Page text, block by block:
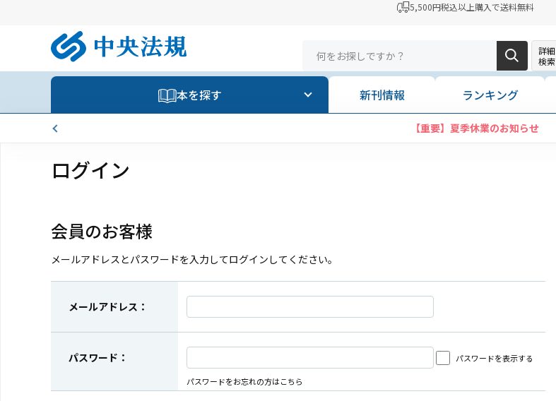
5,500円税込以上購入で送料無料
詳細
検索
本を探す 新刊情報 ランキング
【重要】夏季休業のお知らせ
ログイン
会員のお客様
メールアドレスとパスワードを入力してログインしてください。
メールアドレス：
パスワード： パスワードを表示する
パスワードをお忘れの方はこちら